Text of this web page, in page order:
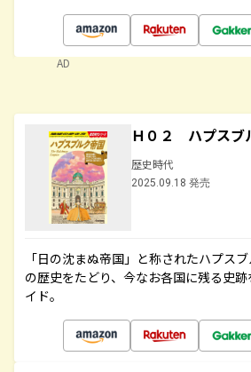
AD
Ｈ０２ ハプスブ
歴史時代
2025.09.18 発売
「日の沈まぬ帝国」と称されたハプス
の歴史をたどり、今なお各国に残る史
イド。